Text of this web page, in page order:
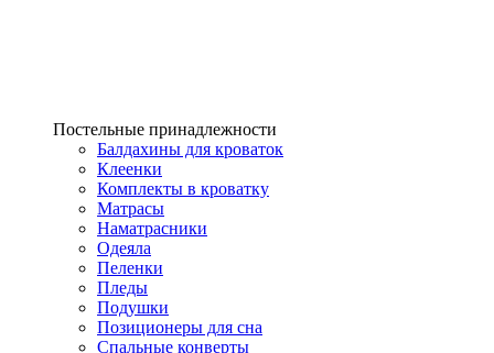
Постельные принадлежности
Балдахины для кроваток
Клеенки
Комплекты в кроватку
Матрасы
Наматрасники
Одеяла
Пеленки
Пледы
Подушки
Позиционеры для сна
Спальные конверты